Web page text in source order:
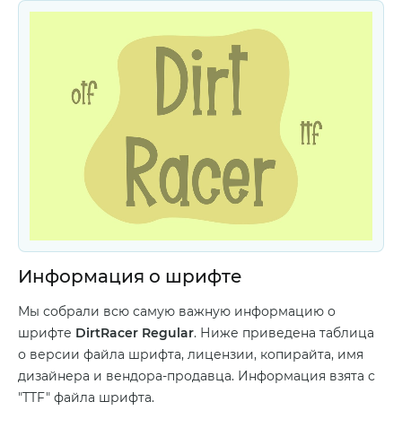
Информация о шрифте
Мы собрали всю самую важную информацию о
шрифте DirtRacer Regular. Ниже приведена таблица
о версии файла шрифта, лицензии, копирайта, имя
дизайнера и вендора-продавца. Информация взята с
"TTF" файла шрифта.